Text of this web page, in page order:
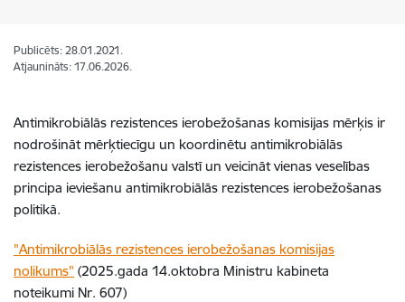
Publicēts: 28.01.2021.
Atjaunināts: 17.06.2026.
Antimikrobiālās rezistences ierobežošanas komisijas mērķis ir
nodrošināt mērķtiecīgu un koordinētu antimikrobiālās
rezistences ierobežošanu valstī un veicināt vienas veselības
principa ieviešanu antimikrobiālās rezistences ierobežošanas
politikā.
"Antimikrobiālās rezistences ierobežošanas komisijas
nolikums" (2025.gada 14.oktobra Ministru kabineta
noteikumi Nr. 607)